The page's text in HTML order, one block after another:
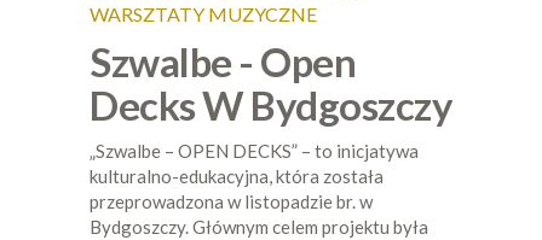
WARSZTATY MUZYCZNE
Szwalbe - Open
Decks W Bydgoszczy
„Szwalbe – OPEN DECKS” – to inicjatywa
kulturalno-edukacyjna, która została
przeprowadzona w listopadzie br. w
Bydgoszczy. Głównym celem projektu była